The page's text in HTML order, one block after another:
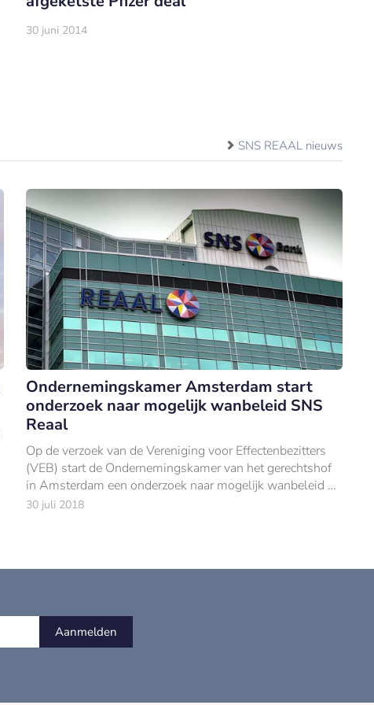
30 juni 2014
SNS REAAL nieuws
Ondernemingskamer Amsterdam start
onderzoek naar mogelijk wanbeleid SNS
Reaal
Op de verzoek van de Vereniging voor Effectenbezitters
(VEB) start de Ondernemingskamer van het gerechtshof
in Amsterdam een onderzoek naar mogelijk wanbeleid bij
SNS Reaal tussen 2006 en 2013.
30 juli 2018
Aanmelden